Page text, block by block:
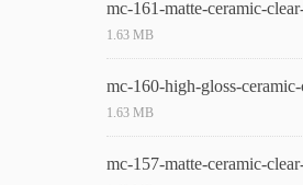
mc-161-matte-ceramic-
1.63 MB
mc-160-high-gloss-
1.63 MB
mc-157-matte-ceramic-